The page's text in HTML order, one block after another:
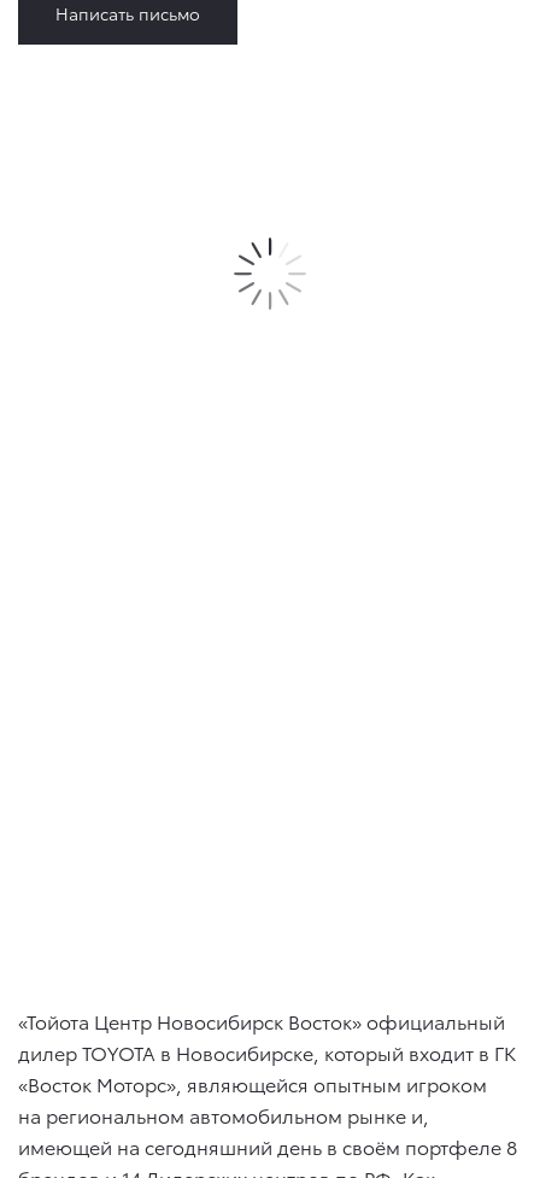
Написать письмо
«Тойота Центр Новосибирск Восток» официальный
дилер TOYOTA в Новосибирске, который входит в ГК
«Восток Моторс», являющейся опытным игроком
на региональном автомобильном рынке и,
имеющей на сегодняшний день в своём портфеле 8